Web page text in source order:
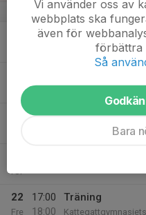
Tor
22
Fre
17:00
18:00
Träning
Vi använder oss av
webbplats ska
även för
förbättra
Så
Bara